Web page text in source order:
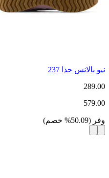
نيو بالانس حذا 237
289.00
579.00
وفر (
50.09
% خصم)